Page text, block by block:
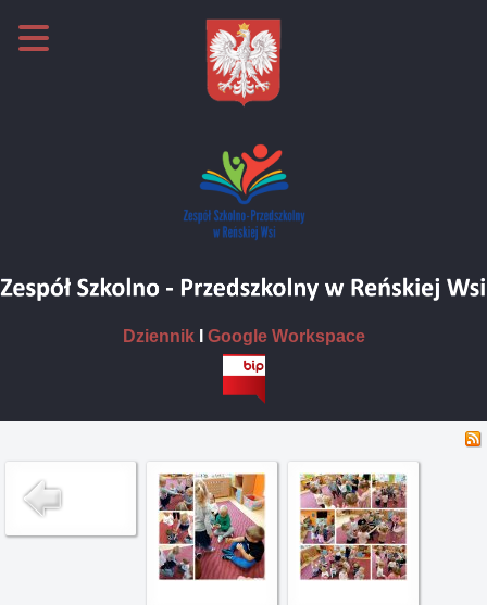
DziennikI Google Workspace